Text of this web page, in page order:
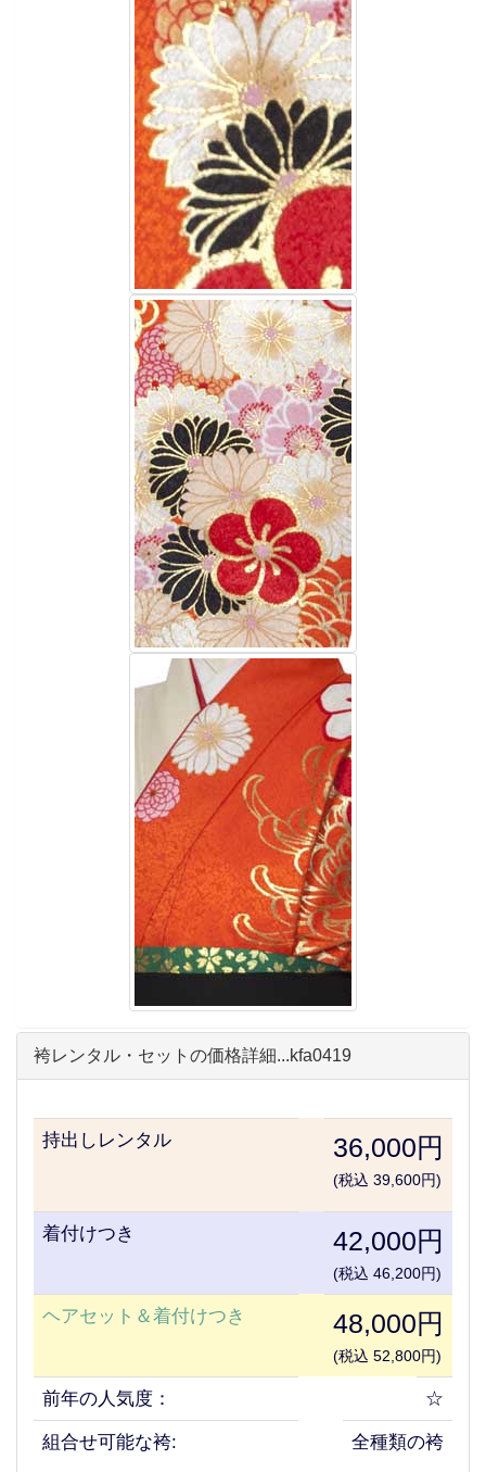
袴レンタル・セットの価格詳細...kfa0419
持出しレンタル 36,000円
(税込 39,600円)
着付けつき 42,000円
(税込 46,200円)
ヘアセット＆着付けつき 48,000円
(税込 52,800円)
前年の人気度： ☆
組合せ可能な袴: 全種類の袴